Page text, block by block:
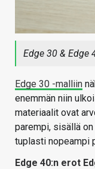
Edge 30 & Edge
Edge 30 -malliin
enemmän niin
materiaalit ovat
parempi, sisällä
tuplasti nopeampi
Edge 40:n erot